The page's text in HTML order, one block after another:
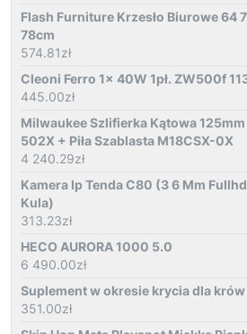
Flash Furniture Krzesło Biurowe 64
78cm
574.81zł
Cleoni Ferro 1x 40W 1pł. ZW500f
445.00zł
Milwaukee Szlifierka Kątowa
502X + Piła Szablasta M18CSX-0X
4 240.29zł
Kamera Ip Tenda C80 (3 6 Mm
Kula)
313.23zł
HECO AURORA 1000 5.0
6 490.00zł
Suplement w okresie krycia dla
351.00zł